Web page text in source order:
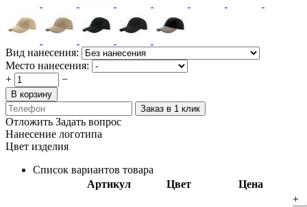
Вид нанесения:
Место нанесения:
+
−
В корзину
Заказ в 1 клик
Отложить Задать вопрос
Нанесение логотипа
Цвет изделия
Список вариантов товара
Артикул
Цвет Цена
+